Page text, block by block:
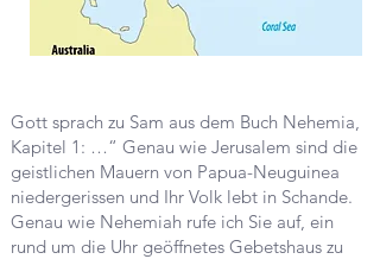
Gott sprach zu Sam aus dem Buch Nehemia,
Kapitel 1: …“ Genau wie Jerusalem sind die
geistlichen Mauern von Papua-Neuguinea
niedergerissen und Ihr Volk lebt in Schande.
Genau wie Nehemiah rufe ich Sie auf, ein
rund um die Uhr geöffnetes Gebetshaus zu